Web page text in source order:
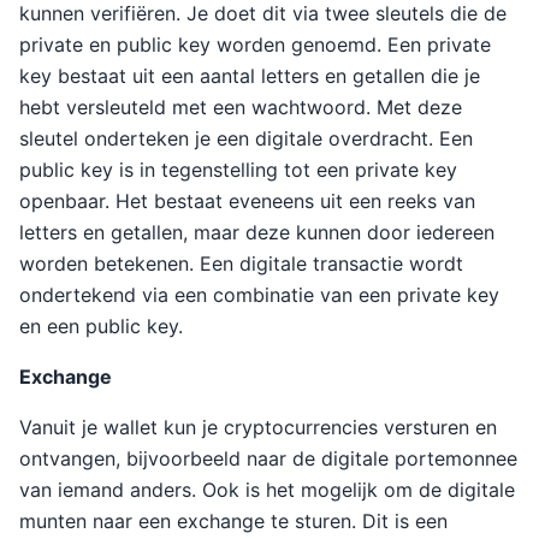
kunnen verifiëren. Je doet dit via twee sleutels die de
private en public key worden genoemd. Een private
key bestaat uit een aantal letters en getallen die je
hebt versleuteld met een wachtwoord. Met deze
sleutel onderteken je een digitale overdracht. Een
public key is in tegenstelling tot een private key
openbaar. Het bestaat eveneens uit een reeks van
letters en getallen, maar deze kunnen door iedereen
worden betekenen. Een digitale transactie wordt
ondertekend via een combinatie van een private key
en een public key.
Exchange
Vanuit je wallet kun je cryptocurrencies versturen en
ontvangen, bijvoorbeeld naar de digitale portemonnee
van iemand anders. Ook is het mogelijk om de digitale
munten naar een exchange te sturen. Dit is een